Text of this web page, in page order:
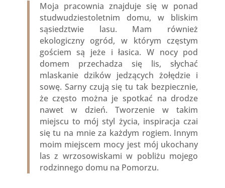
Moja pracownia znajduje się w ponad
studwudziestoletnim domu, w bliskim
sąsiedztwie lasu. Mam również
ekologiczny ogród, w którym częstym
gościem są jeże i łasica. W nocy pod
domem przechadza się lis, słychać
mlaskanie dzików jedzących żołędzie i
sowę. Sarny czują się tu tak bezpiecznie,
że często można je spotkać na drodze
nawet w dzień. Tworzenie w takim
miejscu to mój styl życia, inspiracja czai
się tu na mnie za każdym rogiem. Innym
moim miejscem mocy jest mój ukochany
las z wrzosowiskami w pobliżu mojego
rodzinnego domu na Pomorzu.